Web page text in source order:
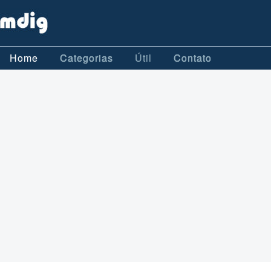
Home Categorias Útil Contato